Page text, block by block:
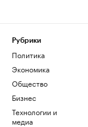
Рубрики
Политика
Экономика
Общество
Бизнес
Технологии и
медиа